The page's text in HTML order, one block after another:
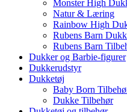
Monster High
Natur & Læring
Rainbow High
Rubens Barn
Rubens Barn
Dukker og Barbie-figurer
Dukkerudstyr
Dukketøj
Baby Born
Dukke Tilbehør